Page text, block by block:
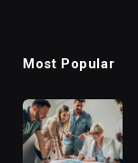
Most Popular